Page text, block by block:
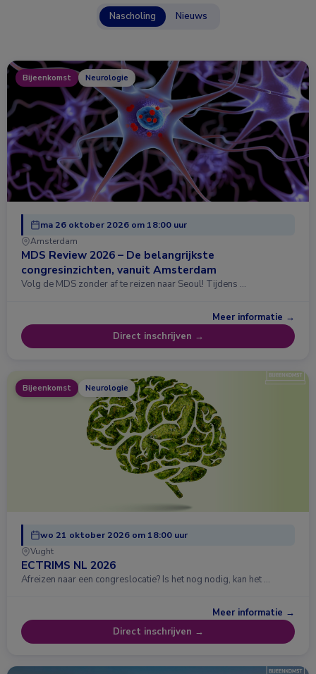
Nascholing Nieuws
Bijeenkomst Neurologie
ma 26 oktober 2026 om 18:00 uur
Amsterdam
MDS Review 2026 – De belangrijkste
congresinzichten, vanuit Amsterdam
Volg de MDS zonder af te reizen naar Seoul! Tijdens …
Meer informatie →
Direct inschrijven →
Bijeenkomst Neurologie
wo 21 oktober 2026 om 18:00 uur
Vught
ECTRIMS NL 2026
Afreizen naar een congreslocatie? Is het nog nodig, kan het …
Meer informatie →
Direct inschrijven →